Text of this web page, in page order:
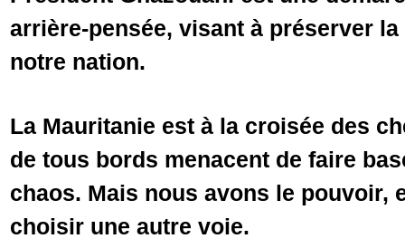
arrière-pensée, visant à préserver
notre nation.
La Mauritanie est à la croisée des
de tous bords menacent de faire
chaos. Mais nous avons le pouvoir,
choisir une autre voie.